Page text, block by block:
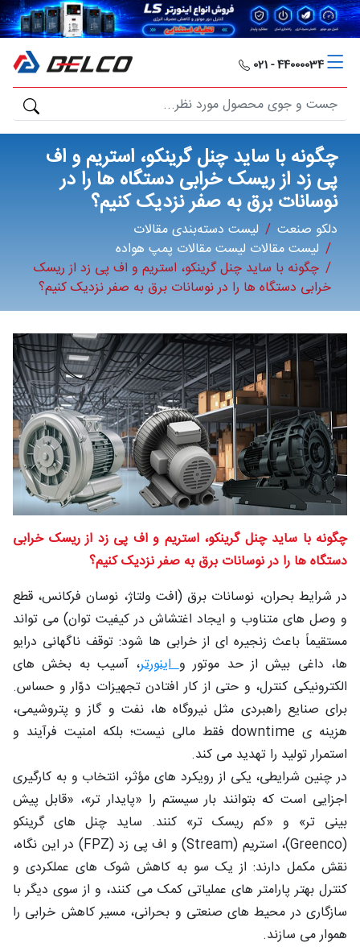
دلکو
صنعت
محصولات
مصارف
صنعتی
مقالات
گالری
برند
ها
فرصت
شغلی
تماس
با ما
درباره
ما
44000034 - 021
چگونه با ساید چنل‌ گرینکو، استریم و اف
‌پی‌ زد از ریسک خرابی دستگاه ‌ها را در
نوسانات برق به صفر نزدیک کنیم؟
دلکو صنعت
لیست دسته‌بندی مقالات
لیست مقالات لیست مقالات پمپ هواده
چگونه با ساید چنل‌ گرینکو، استریم و اف ‌پی‌ زد از ریسک
خرابی دستگاه ‌ها را در نوسانات برق به صفر نزدیک کنیم؟
چگونه با ساید چنل‌ گرینکو، استریم و اف ‌پی‌ زد از ریسک خرابی
دستگاه ‌ها را در نوسانات برق به صفر نزدیک کنیم؟
در شرایط بحران، نوسانات برق (افت ولتاژ، نوسان فرکانس، قطع
و وصل‌ های متناوب و ایجاد اغتشاش در کیفیت توان) می‌ تواند
مستقیماً باعث زنجیره ‌ای از خرابی ‌ها شود: توقف ناگهانی درایو
ها، داغی بیش ‌از حد موتور واینورتر، آسیب به بخش‌ های
الکترونیکی کنترل، و حتی از کار افتادن تجهیزات دوّار و حساس.
برای صنایع راهبردی مثل نیروگاه‌ ها، نفت و گاز و پتروشیمی،
هزینه ‌ی downtime فقط مالی نیست؛ بلکه امنیت فرآیند و
استمرار تولید را تهدید می‌ کند.
در چنین شرایطی، یکی از رویکرد های مؤثر، انتخاب و به‌ کارگیری
اجزایی است که بتوانند بار سیستم را «پایدار تر»، «قابل ‌پیش
‌بینی‌ تر» و «کم ‌ریسک ‌تر» کنند. ساید چنل ‌های گرینکو
(Greenco)، استریم (Stream) و اف ‌پی ‌زد (FPZ) در این نگاه،
نقش مکمل دارند: از یک‌ سو به کاهش شوک ‌های عملکردی و
کنترل بهتر پارامتر های عملیاتی کمک می‌ کنند، و از سوی دیگر با
سازگاری در محیط ‌های صنعتی و بحرانی، مسیر کاهش خرابی را
هموار می ‌سازند.